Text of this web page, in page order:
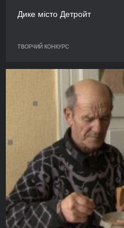
Дике місто Детройт
ТВОРЧИЙ КОНКУРС